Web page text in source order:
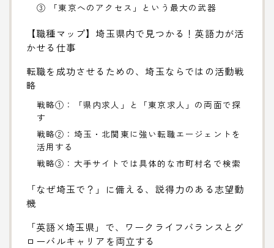
③ 「東京へのアクセス」という最大の武器
【職種マップ】埼玉県内で見つかる！英語力が活
かせる仕事
転職を成功させるための、埼玉ならではの活動戦
略
戦略①：「県内求人」と「東京求人」の両面で探
す
戦略②：埼玉・北関東に強い転職エージェントを
活用する
戦略③：大手サイトでは具体的な市町村名で検索
「なぜ埼玉で？」に備える、説得力のある志望動
機
「英語×埼玉県」で、ワークライフバランスとグ
ローバルキャリアを両立する